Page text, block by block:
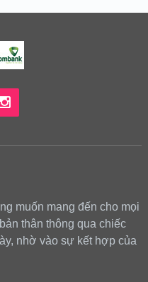
muốn mang đến cho mọi
thân thông qua chiếc
nhờ vào sự kết hợp của